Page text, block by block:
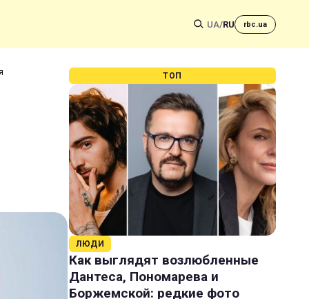
UA/RU rbc.ua
ТОП
ЛЮДИ
Как выглядят возлюбленные
Дантеса, Пономарева и
Боржемской: редкие фото